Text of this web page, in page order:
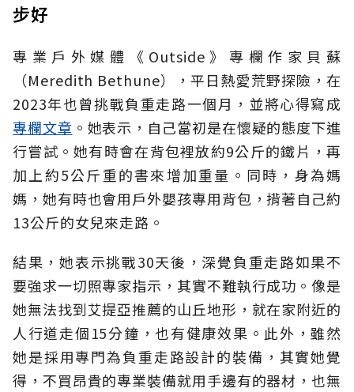
步好
專業戶外媒體《Outside》專欄作家貝蘇
（Meredith Bethune），平日熱愛荒野探險，在
2023年也曾挑戰負重走路一個月，並將心得寫成
專欄文章 。她表示，自己當初是在懷疑的態度下進
行嘗試。她有時會在背包裡放約9公斤的鐵片，再
加上約5公斤重的書來增加重量。同時，身為媽
媽，她有時也會用戶外嬰孩專用背包，揹著自己約
13公斤的女兒來走路。
結果，她表示挑戰30天後，深覺負重走路如果不
要強求一切照專家指示，其實不難執行成功。像是
她無法找到艾提亞推薦的山丘地形，就在家附近的
人行道走個15分鐘，也有健康效果。此外，雖然
她是採用專門為負重走路設計的裝備，其實她覺
得，不買昂貴的專業裝備就用手邊有的器材，也無